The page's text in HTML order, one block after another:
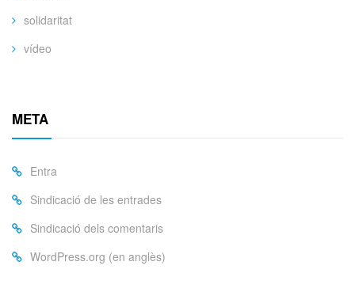
solidaritat
vídeo
META
Entra
Sindicació de les entrades
Sindicació dels comentaris
WordPress.org (en anglès)